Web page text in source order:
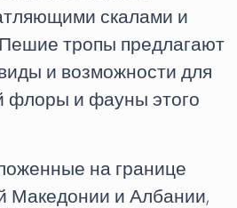
скалами и
тропы предлагают
и возможности для
флоры и фауны этого
на границе
Македонии и Албании,